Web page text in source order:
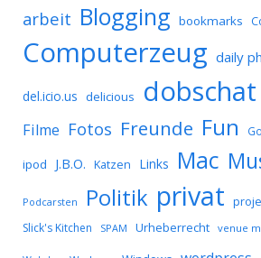
arbeit Blogging bookmarks
Computerzeug daily
del.icio.us delicious dobschat
Filme Fotos Freunde Fun
ipod J.B.O. Katzen Links Mac
Podcarsten Politik privat
Slick's Kitchen SPAM Urheberrecht venue